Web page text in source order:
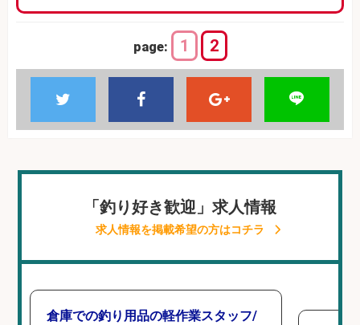
page: 1 2
「釣り好き歓迎」求人情報
求人情報を掲載希望の方はコチラ
倉庫での釣り用品の軽作業スタッフ/